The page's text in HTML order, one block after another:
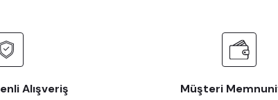
Alışveriş Müşteri